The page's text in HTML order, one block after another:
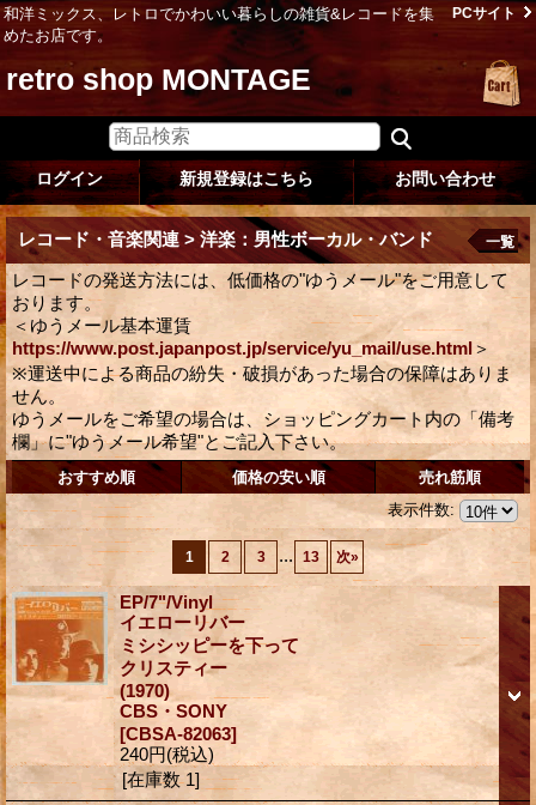
和洋ミックス、レトロでかわいい暮らしの雑貨&レコードを集
めたお店です。
PCサイト
retro shop MONTAGE
ログイン 新規登録はこちら お問い合わせ
レコード・音楽関連 > 洋楽：男性ボーカル・バンド
レコードの発送方法には、低価格の"ゆうメール"をご用意して
おります。
＜ゆうメール基本運賃
https://www.post.japanpost.jp/service/yu_mail/use.html＞
※運送中による商品の紛失・破損があった場合の保障はありま
せん。
ゆうメールをご希望の場合は、ショッピングカート内の「備考
欄」に"ゆうメール希望"とご記入下さい。
一覧
おすすめ順 価格の安い順
売れ筋順
表示件数:
1 2 3 ... 13 次»
EP/7"/Vinyl
イエローリバー
ミシシッピーを下って
クリスティー
(1970)
CBS・SONY
[CBSA-82063]
240円(税込)
[在庫数 1]